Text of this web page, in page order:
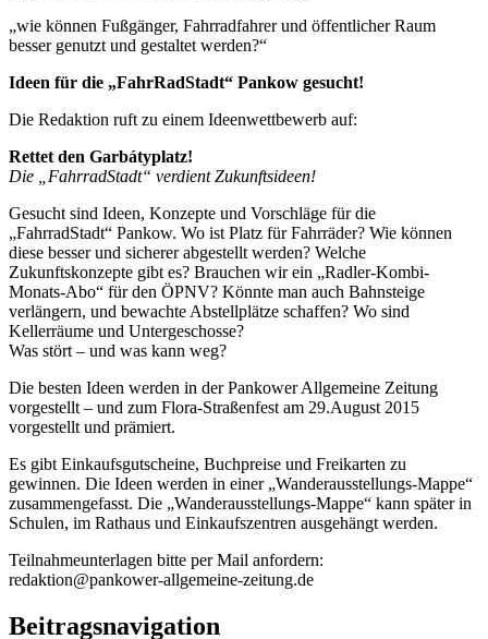
„wie können Fußgänger, Fahrradfahrer und öffentlicher Raum
besser genutzt und gestaltet werden?“
Ideen für die „FahrRadStadt“ Pankow gesucht!
Die Redaktion ruft zu einem Ideenwettbewerb auf:
Rettet den Garbátyplatz!
Die „FahrradStadt“ verdient Zukunftsideen!
Gesucht sind Ideen, Konzepte und Vorschläge für die
„FahrradStadt“ Pankow. Wo ist Platz für Fahrräder? Wie können
diese besser und sicherer abgestellt werden? Welche
Zukunftskonzepte gibt es? Brauchen wir ein „Radler-Kombi-
Monats-Abo“ für den ÖPNV? Könnte man auch Bahnsteige
verlängern, und bewachte Abstellplätze schaffen? Wo sind
Kellerräume und Untergeschosse?
Was stört – und was kann weg?
Die besten Ideen werden in der Pankower Allgemeine Zeitung
vorgestellt – und zum Flora-Straßenfest am 29.August 2015
vorgestellt und prämiert.
Es gibt Einkaufsgutscheine, Buchpreise und Freikarten zu
gewinnen. Die Ideen werden in einer „Wanderausstellungs-Mappe“
zusammengefasst. Die „Wanderausstellungs-Mappe“ kann später in
Schulen, im Rathaus und Einkaufszentren ausgehängt werden.
Teilnahmeunterlagen bitte per Mail anfordern:
redaktion@pankower-allgemeine-zeitung.de
Beitragsnavigation